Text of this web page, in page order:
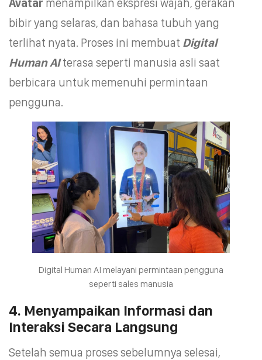
bibir yang selaras, dan bahasa tubuh yang
terlihat nyata. Proses ini membuat Digital
Human AIterasa seperti manusia asli saat
berbicara untuk memenuhi permintaan
pengguna.
Digital Human AI melayani permintaan pengguna
seperti sales manusia
4. Menyampaikan Informasi dan
Interaksi Secara Langsung
Setelah semua proses sebelumnya selesai,